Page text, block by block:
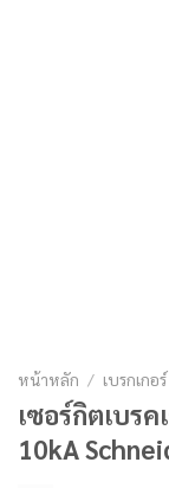
หน้าหลัก / เบรกเกอ
เซอร์กิตเบรค
10kA